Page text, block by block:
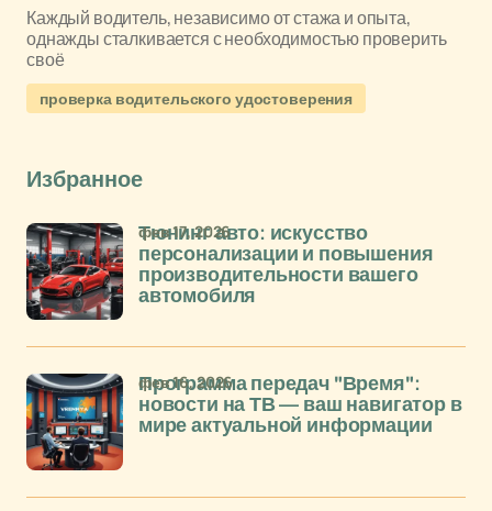
Каждый водитель, независимо от стажа и опыта,
однажды сталкивается с необходимостью проверить
своё
проверка водительского удостоверения
Избранное
Тюнинг авто: искусство
персонализации и повышения
производительности вашего
автомобиля
фев 17, 2026
Программа передач "Время":
новости на ТВ — ваш навигатор в
мире актуальной информации
фев 16, 2026